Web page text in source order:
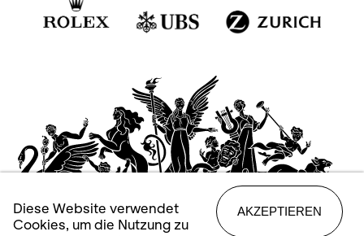
Diese Website verwendet
Cookies, um die Nutzung zu
AKZEPTIEREN